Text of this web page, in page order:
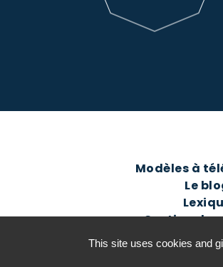
Modèles à
Le
Gestion
©2016-26
This site uses cookies and